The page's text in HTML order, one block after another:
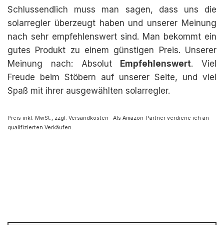
Schlussendlich muss man sagen, dass uns die
solarregler überzeugt haben und unserer Meinung
nach sehr empfehlenswert sind. Man bekommt ein
gutes Produkt zu einem günstigen Preis. Unserer
Meinung nach: Absolut
Empfehlenswert. Viel
Freude beim Stöbern auf unserer Seite, und viel
Spaß mit ihrer ausgewählten solarregler.
Preis inkl. MwSt., zzgl. Versandkosten · Als Amazon-Partner verdiene ich an
qualifizierten Verkäufen.